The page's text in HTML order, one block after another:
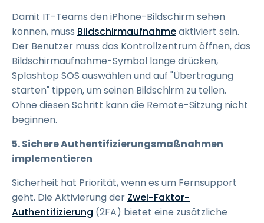
Damit IT-Teams den iPhone-Bildschirm sehen
können, muss Bildschirmaufnahmeaktiviert sein.
Der Benutzer muss das Kontrollzentrum öffnen, das
Bildschirmaufnahme-Symbol lange drücken,
Splashtop SOS auswählen und auf "Übertragung
starten" tippen, um seinen Bildschirm zu teilen.
Ohne diesen Schritt kann die Remote-Sitzung nicht
beginnen.
5. Sichere Authentifizierungsmaßnahmen
implementieren
Sicherheit hat Priorität, wenn es um Fernsupport
geht. Die Aktivierung der Zwei-Faktor-
Authentifizierung (2FA) bietet eine zusätzliche